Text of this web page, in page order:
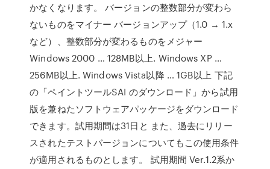
かなくなります。 バージョンの整数部分が変わら
ないものをマイナー バージョンアップ（1.0 → 1.x
など）、整数部分が変わるものをメジャー
Windows 2000 … 128MB以上. Windows XP …
256MB以上. Windows Vista以降 … 1GB以上 下記
の「ペイントツールSAI のダウンロード」から試用
版を兼ねたソフトウェアパッケージをダウンロード
できます。試用期間は31日と また、過去にリリー
スされたテストバージョンについてもこの使用条件
が適用されるものとします。 試用期間 Ver.1.2系か